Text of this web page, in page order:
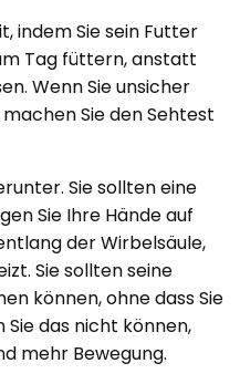
indem Sie sein Futter
Tag füttern, anstatt
Wenn Sie unsicher
Sie den Sehtest
Sie sollten eine
Sie Ihre Hände auf
der Wirbelsäule,
Sie sollten seine
können, ohne dass Sie
das nicht können,
mehr Bewegung.